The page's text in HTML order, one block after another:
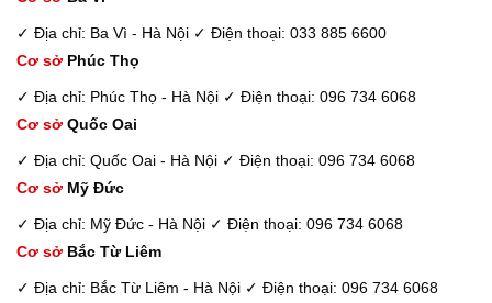
✓ Địa chỉ: Ba Vì - Hà Nội ✓ Điện thoại: 033 885 6600
Cơ sở Phúc Thọ
✓ Địa chỉ: Phúc Thọ - Hà Nội ✓ Điện thoại: 096 734 6068
Cơ sở Quốc Oai
✓ Địa chỉ: Quốc Oai - Hà Nội ✓ Điện thoại: 096 734 6068
Cơ sở Mỹ Đức
✓ Địa chỉ: Mỹ Đức - Hà Nội ✓ Điện thoại: 096 734 6068
Cơ sở Bắc Từ Liêm
✓ Địa chỉ: Bắc Từ Liêm - Hà Nội ✓ Điện thoại: 096 734 6068